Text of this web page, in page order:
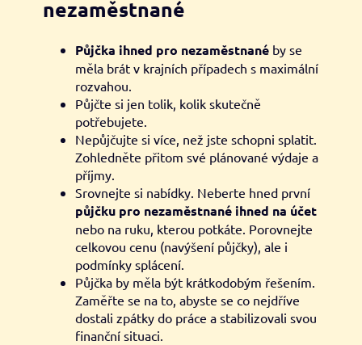
nezaměstnané
Půjčka ihned pro nezaměstnanéby se
měla brát v krajních případech s maximální
rozvahou.
Půjčte si jen tolik, kolik skutečně
potřebujete.
Nepůjčujte si více, než jste schopni splatit.
Zohledněte přitom své plánované výdaje a
příjmy.
Srovnejte si nabídky. Neberte hned první
půjčku pro nezaměstnané ihned na účet
nebo na ruku, kterou potkáte. Porovnejte
celkovou cenu (navýšení půjčky), ale i
podmínky splácení.
Půjčka by měla být krátkodobým řešením.
Zaměřte se na to, abyste se co nejdříve
dostali zpátky do práce a stabilizovali svou
finanční situaci.